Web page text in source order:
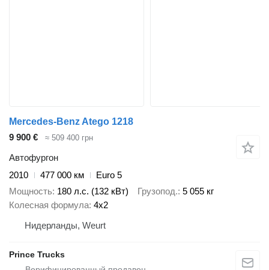
Mercedes-Benz Atego 1218
9 900 €
≈ 509 400 грн
Автофургон
2010
477 000 км
Euro 5
Мощность 180 л.с. (132 кВт) Грузопод. 5 055 кг
Колесная формула 4x2
Нидерланды, Weurt
Prince Trucks